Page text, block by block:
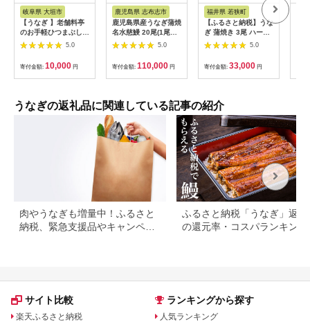
岐阜県 大垣市
【うなぎ 】老舗料亭
のお手軽ひつまぶし
国産 鰻 ごはん たれ
出汁つき 冷蔵便 1人
分 国産鰻 国産うなぎ
うな重 ひつまぶし 冷
蔵 ギフト プレゼント
るだけ 10000円 1万
円 料理店 玉子屋別館
5.0
寄付金額: 10,000 円
アム
鹿児島県 志布志市
鹿児島県産うなぎ蒲焼
名水慈鰻 20尾(1尾約
160g)＜計約3.2kg＞
5.0
寄付金額: 110,000 円
福井県 若狭町
【ふるさと納税】うな
ぎ 蒲焼き 3尾 ハーフ
カット タレ・肝付き
国産鰻 国産 うなぎ蒲
焼 惣菜 おかず ウナ
ギ 鰻 蒲焼
5.0
寄付金額: 33,000 円
うなぎの返礼品に関連している記事の紹介
肉やうなぎも増量中！ふるさと
納税、緊急支援品やキャンペー
ふるさと納税「うなぎ」返礼
の還元率・コスパランキング
サイト比較
楽天ふるさと納税
ランキングから探す
人気ランキング